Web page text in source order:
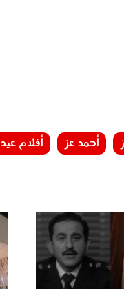
أحمد عز أفلام